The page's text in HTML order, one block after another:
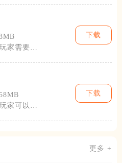
家需要通
下载
家可以通
下载
更多 +